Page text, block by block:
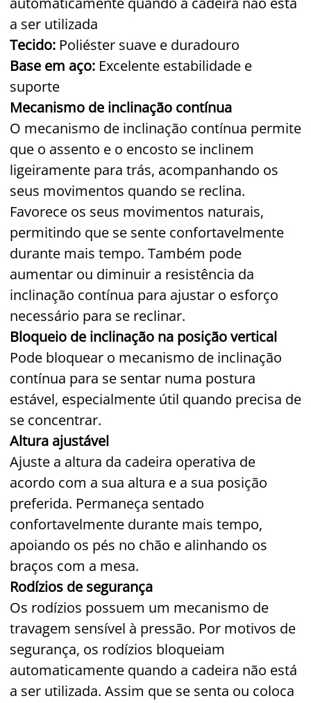
a ser utilizada
Tecido: Poliéster suave e duradouro
Base em aço: Excelente estabilidade e
suporte
Mecanismo de inclinação contínua
O mecanismo de inclinação contínua permite
que o assento e o encosto se inclinem
ligeiramente para trás, acompanhando os
seus movimentos quando se reclina.
Favorece os seus movimentos naturais,
permitindo que se sente confortavelmente
durante mais tempo. Também pode
aumentar ou diminuir a resistência da
inclinação contínua para ajustar o esforço
necessário para se reclinar.
Bloqueio de inclinação na posição vertical
Pode bloquear o mecanismo de inclinação
contínua para se sentar numa postura
estável, especialmente útil quando precisa de
se concentrar.
Altura ajustável
Ajuste a altura da cadeira operativa de
acordo com a sua altura e a sua posição
preferida. Permaneça sentado
confortavelmente durante mais tempo,
apoiando os pés no chão e alinhando os
braços com a mesa.
Rodízios de segurança
Os rodízios possuem um mecanismo de
travagem sensível à pressão. Por motivos de
segurança, os rodízios bloqueiam
automaticamente quando a cadeira não está
a ser utilizada. Assim que se senta ou coloca